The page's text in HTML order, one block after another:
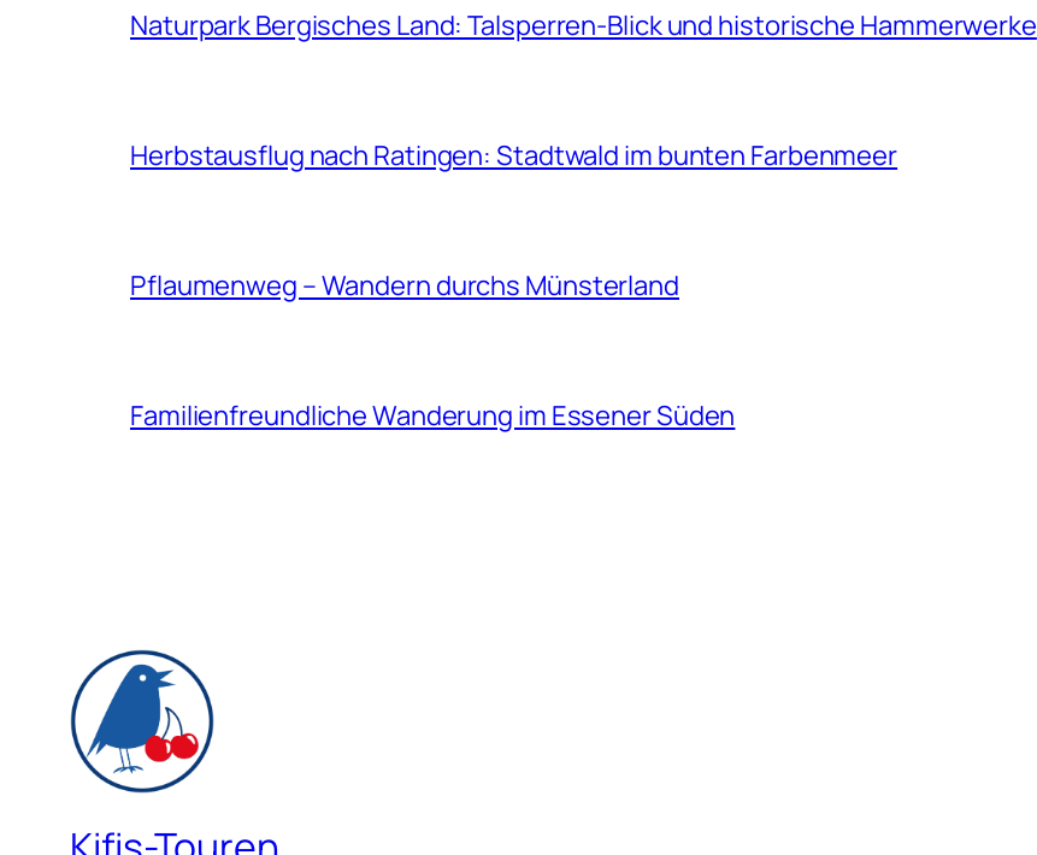
Naturpark Bergisches Land: Talsperren-Blick und historische Hammerwerke
Herbstausflug nach Ratingen: Stadtwald im bunten Farbenmeer
Pflaumenweg – Wandern durchs Münsterland
Familienfreundliche Wanderung im Essener Süden